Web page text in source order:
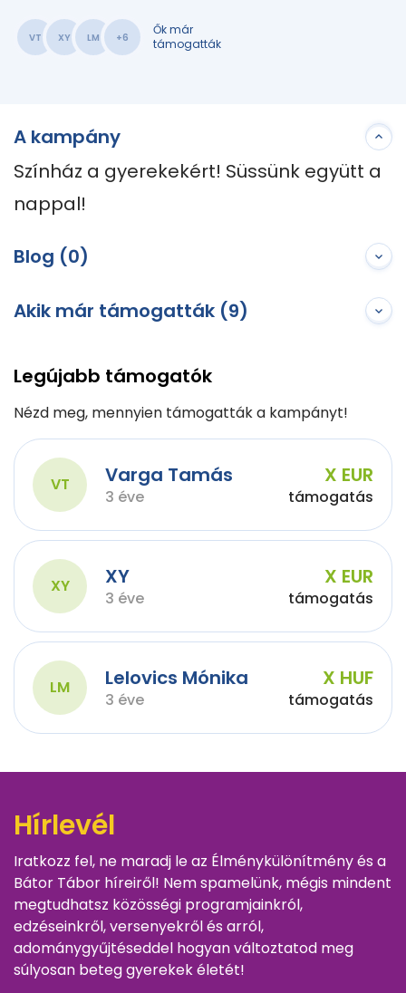
VT XY LM +6
Ők már
támogatták
A kampány
Színház a gyerekekért! Süssünk együtt a
nappal!
Blog (0)
Akik már támogatták (9)
Legújabb támogatók
Nézd meg, mennyien támogatták a kampányt!
VT Varga Tamás
3 éve
X EUR
támogatás
XY XY
3 éve
X EUR
támogatás
LM Lelovics Mónika
3 éve
X HUF
támogatás
Hírlevél
Iratkozz fel, ne maradj le az Élménykülönítmény és a
Bátor Tábor híreiről! Nem spamelünk, mégis mindent
megtudhatsz közösségi programjainkról,
edzéseinkről, versenyekről és arról,
adománygyűjtéseddel hogyan változtatod meg
súlyosan beteg gyerekek életét!